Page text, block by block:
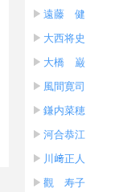
遠藤 健
大西将史
大橋 巌
風間寛司
鎌内菜穂
河合恭江
川﨑正人
觀 寿子